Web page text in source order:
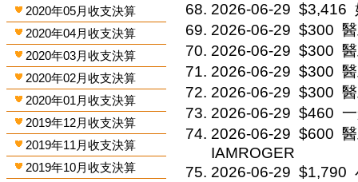
2020年05月收支決算
2020年04月收支決算
2020年03月收支決算
2020年02月收支決算
2020年01月收支決算
2019年12月收支決算
2019年11月收支決算
2019年10月收支決算
2026-06-29 $3,416
2026-06-29 $300
2026-06-29 $300
2026-06-29 $300
2026-06-29 $300
2026-06-29 $460
2026-06-29 $600
IAMROGER
2026-06-29 $1,790